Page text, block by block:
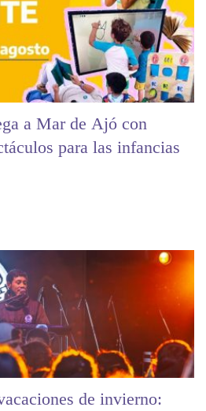
a Mar de Ajó con
para las infancias
de invierno: